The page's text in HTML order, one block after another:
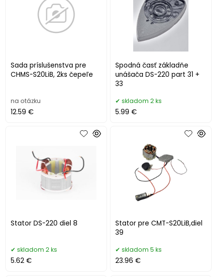
Sada príslušenstva pre
CHMS-S20LiB, 2ks čepeľe
na otázku
12.59 €
Spodná časť základňe
unášača DS-220 part 31 +
33
skladom 2 ks
5.99 €
Stator DS-220 diel 8
skladom 2 ks
5.62 €
Stator pre CMT-S20LiB,diel
39
skladom 5 ks
23.96 €